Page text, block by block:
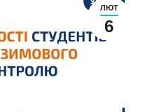
ЛЮТ
6